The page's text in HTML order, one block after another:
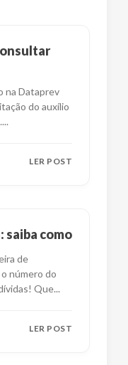
na Dataprev
do auxílio
...
LER POST
saiba como
de
número do
Que...
LER POST